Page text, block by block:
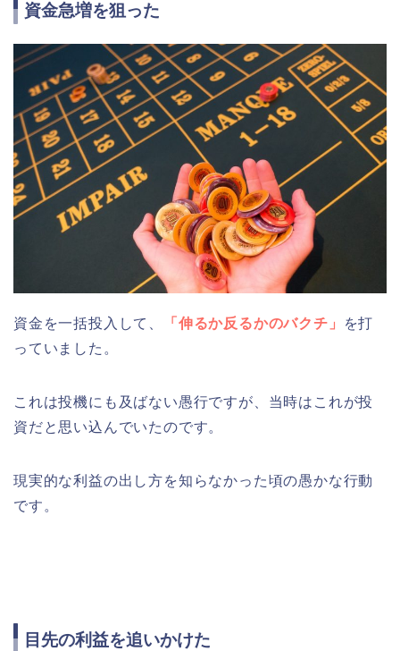
資金急増を狙った
資金を一括投入して、 「伸るか反るかのバクチ」
を打
っていました。
これは投機にも及ばない愚行ですが、当時はこれが投
資だと思い込んでいたのです。
現実的な利益の出し方を知らなかった頃の愚かな行動
です。
目先の利益を追いかけた